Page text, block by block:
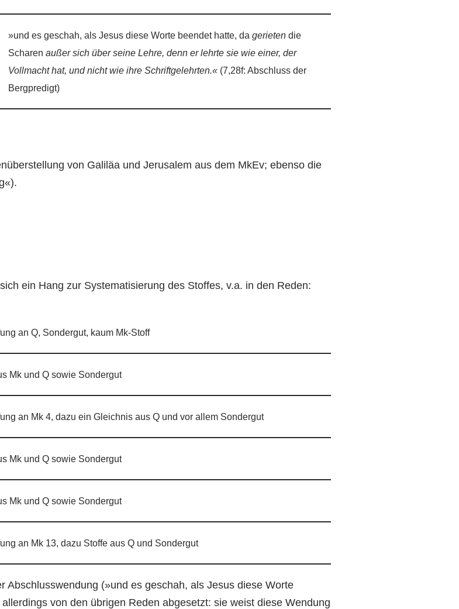
»und es geschah, als Jesus diese Worte beendet hatte, da gerieten die
Scharen außer sich über seine Lehre, denn er lehrte sie wie einer, der
Vollmacht hat, und nicht wie ihre Schriftgelehrten.« (7,28f: Abschluss der
Bergpredigt)
von Galiläa und Jerusalem aus dem MkEv; ebenso die
ein Hang zur Systematisierung des Stoffes, v.a. in den Reden:
an Q, Sondergut, kaum Mk-Stoff
Mk und Q sowie Sondergut
an Mk 4, dazu ein Gleichnis aus Q und vor allem Sondergut
Mk und Q sowie Sondergut
Mk und Q sowie Sondergut
an Mk 13, dazu Stoffe aus Q und Sondergut
Abschlusswendung (»und es geschah, als Jesus diese Worte
von den übrigen Reden abgesetzt: sie weist diese Wendung